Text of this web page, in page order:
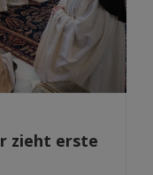
zieht erste